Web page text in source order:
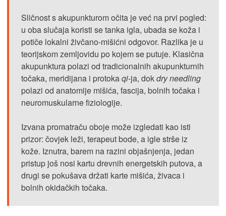
Sličnost s akupunkturom očita je već na prvi pogled:
u oba slučaja koristi se tanka igla, ubada se koža i
potiče lokalni živčano-mišićni odgovor. Razlika je u
teorijskom zemljovidu po kojem se putuje. Klasična
akupunktura polazi od tradicionalnih akupunkturnih
točaka, meridijana i protokaqi-ja, dokdry needling
polazi od anatomije mišića, fascija, bolnih točaka i
neuromuskularne fiziologije.
Izvana promatraču oboje može izgledati kao isti
prizor: čovjek leži, terapeut bode, a igle strše iz
kože. Iznutra, barem na razini objašnjenja, jedan
pristup još nosi kartu drevnih energetskih putova, a
drugi se pokušava držati karte mišića, živaca i
bolnih okidačkih točaka.